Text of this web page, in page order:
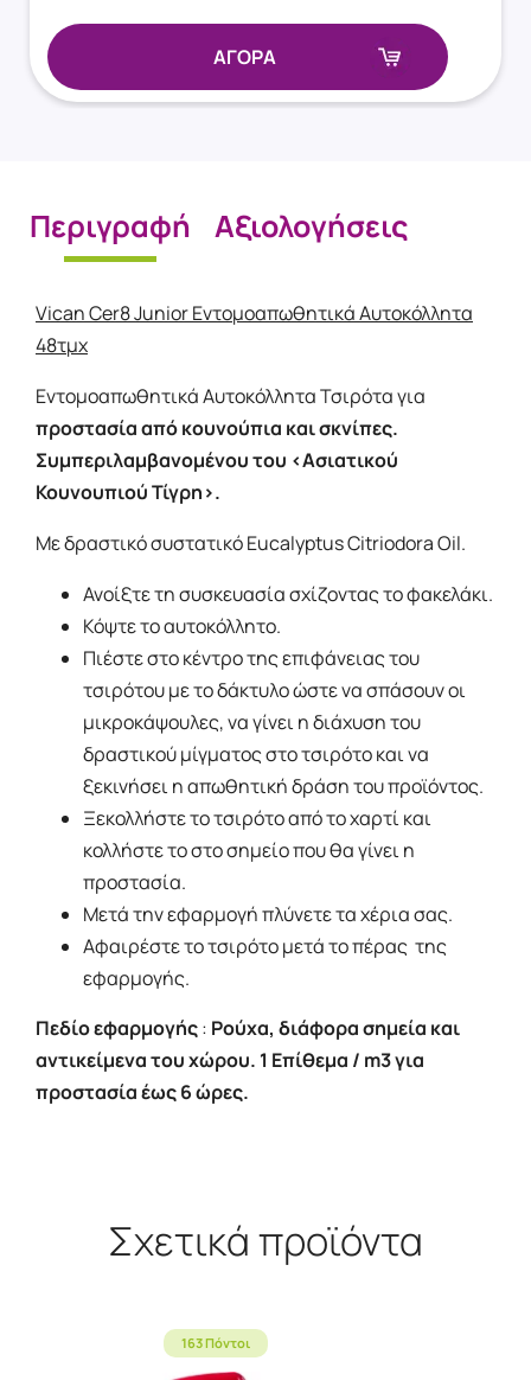
ΑΓΟΡΑ
Περιγραφή Αξιολογήσεις
Vican Cer8 Junior Εντομοαπωθητικά Αυτοκόλλητα
48τμχ
Εντομοαπωθητικά Αυτοκόλλητα Τσιρότα για
προστασία από κουνούπια και σκνίπες.
Συμπεριλαμβανομένου του <Ασιατικού
Κουνουπιού Τίγρη>.
Με δραστικό συστατικό Eucalyptus Citriodora Oil.
Ανοίξτε τη συσκευασία σχίζοντας το φακελάκι.
Κόψτε το αυτοκόλλητο.
Πιέστε στο κέντρο της επιφάνειας του
τσιρότου με το δάκτυλο ώστε να σπάσουν οι
μικροκάψουλες, να γίνει η διάχυση του
δραστικού μίγματος στο τσιρότο και να
ξεκινήσει η απωθητική δράση του προϊόντος.
Ξεκολλήστε το τσιρότο από το χαρτί και
κολλήστε το στο σημείο που θα γίνει η
προστασία.
Μετά την εφαρμογή πλύνετε τα χέρια σας.
Αφαιρέστε το τσιρότο μετά το πέρας της
εφαρμογής.
Πεδίο εφαρμογής: Ρούχα, διάφορα σημεία και
αντικείμενα του χώρου. 1 Επίθεμα / m3 για
προστασία έως 6 ώρες.
Σχετικά προϊόντα
163 Πόντοι